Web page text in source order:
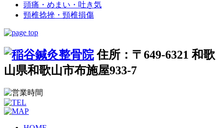
頭痛・めまい・吐き気
頸椎捻挫・頸椎損傷
住所：〒649-6321 和歌
山県和歌山市布施屋933-7